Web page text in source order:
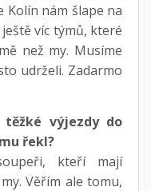
Kolín nám šlape na
víc týmů, které
než my. Musíme
udrželi. Zadarmo
výjezdy do
řekl?
kteří mají
Věřím ale tomu,